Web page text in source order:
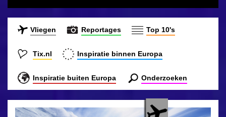
Vliegen Reportages Top 10's
Tix.nl Inspiratie binnen Europa
Inspiratie buiten Europa Onderzoeken